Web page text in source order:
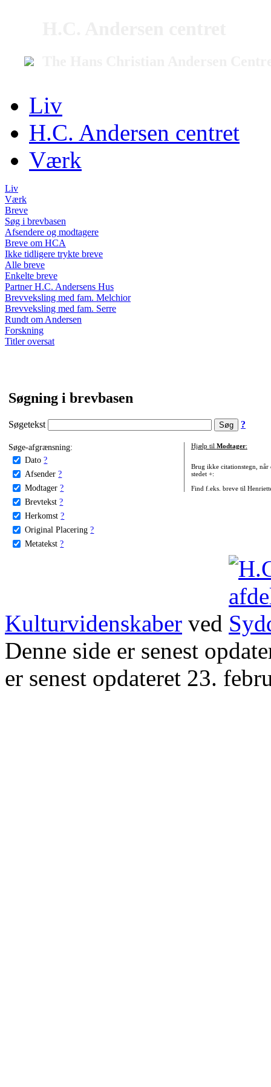
Liv
H.C. Andersen centret
Værk
Liv
Værk
Breve
Søg i brevbasen
Afsendere og modtagere
Breve om HCA
Ikke tidligere trykte breve
Alle breve
Enkelte breve
Partner H.C. Andersens Hus
Brevveksling med fam. Melchior
Brevveksling med fam. Serre
Rundt om Andersen
Forskning
Titler oversat
Søgning i brevbasen
Søgetekst ?
Søge-afgrænsning:
Dato ?
Afsender ?
Modtager ?
Brevtekst ?
Herkomst ?
Original Placering ?
Metatekst ?
Hjælp til Modtager:
Brug ikke citationstegn, når
stedet +:
Find f.eks. breve til
Kulturvidenskaber ved
Denne side er senest
er senest opdateret 23.